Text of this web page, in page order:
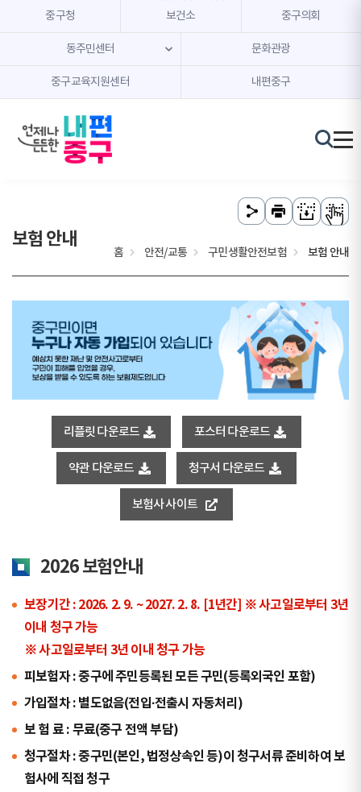
본문 내용 바로가기
주메뉴 바로가기
중구청 보건소 중구의회
동주민센터 문화관광
중구교육지원센터 내편중구
보험 안내
홈 안전/교통 구민생활안전보험 보험 안내
리플릿 다운로드 포스터 다운로드
약관 다운로드 청구서 다운로드
보험사 사이트
2026 보험안내
보장기간 : 2026. 2. 9. ~ 2027. 2. 8. [1년간] ※ 사고일로부터 3년
이내 청구 가능
※ 사고일로부터 3년 이내 청구 가능
피보험자 : 중구에 주민등록된 모든 구민(등록외국인 포함)
가입절차 : 별도없음(전입·전출시 자동처리)
보 험 료 : 무료(중구 전액 부담)
청구절차 : 중구민(본인, 법정상속인 등)이 청구서류 준비하여 보
험사에 직접 청구